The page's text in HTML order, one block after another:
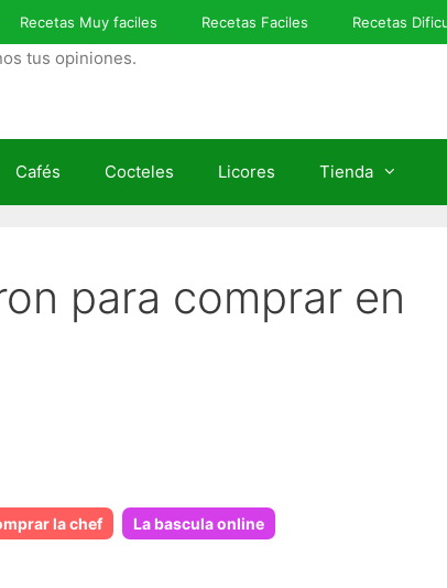
Recetas Muy faciles Recetas Faciles Recetas
tus opiniones.
Cafés Cocteles Licores Tienda
para comprar en
la chef La bascula online